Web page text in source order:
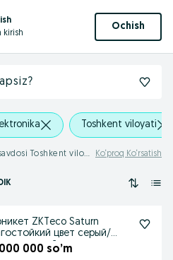
kirish
Ochish
Toshkent viloyati
Boshqa turdagi maishiy texnika savdosi Toshkent viloyati Ko‘proq Ko‘rsatish
ZKTeco Saturn
цвет серый/
темный акрил
000 so’m